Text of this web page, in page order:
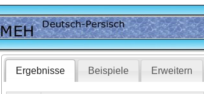
Ergebnisse Beispiele Erweitern